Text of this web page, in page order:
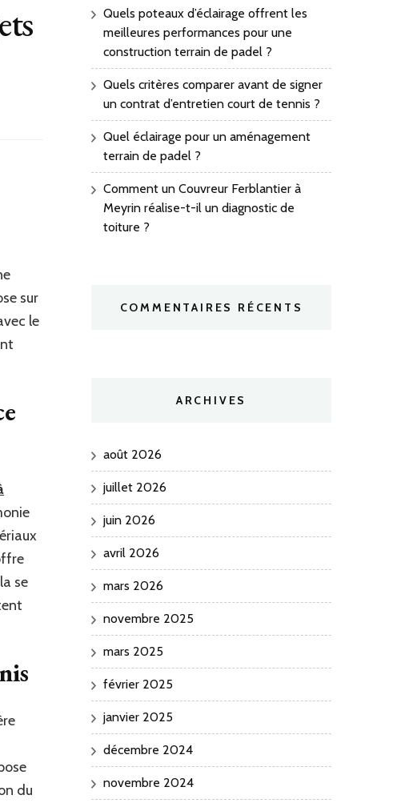
sur
le
se
du
Quels poteaux d’éclairage offrent les
meilleures performances pour une
construction terrain de padel ?
Quels critères comparer avant de signer
un contrat d’entretien court de tennis ?
Quel éclairage pour un aménagement
terrain de padel ?
Comment un Couvreur Ferblantier à
Meyrin réalise-t-il un diagnostic de
toiture ?
COMMENTAIRES RÉCENTS
ARCHIVES
août 2026
juillet 2026
juin 2026
avril 2026
mars 2026
novembre 2025
mars 2025
février 2025
janvier 2025
décembre 2024
novembre 2024